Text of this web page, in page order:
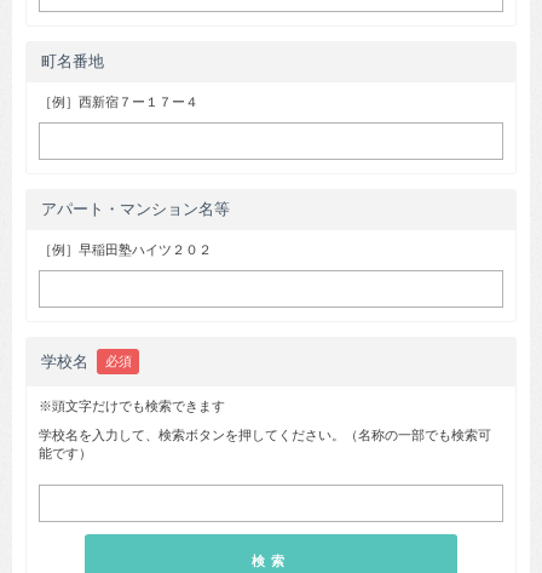
町名番地
［例］西新宿７ー１７ー４
アパート・マンション名等
［例］早稲田塾ハイツ２０２
学校名 必須
※頭文字だけでも検索できます
学校名を入力して、検索ボタンを押してください。（名称の一部でも検索可
能です）